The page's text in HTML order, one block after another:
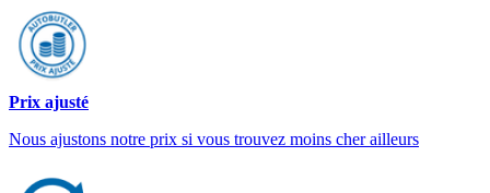
Prix ajusté
Nous ajustons notre prix si vous trouvez moins cher ailleurs